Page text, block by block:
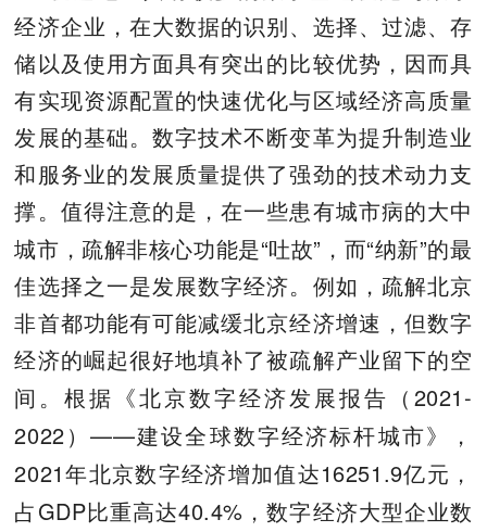
经济企业，在大数据的识别、选择、过滤、存
储以及使用方面具有突出的比较优势，因而具
有实现资源配置的快速优化与区域经济高质量
发展的基础。数字技术不断变革为提升制造业
和服务业的发展质量提供了强劲的技术动力支
撑。值得注意的是，在一些患有城市病的大中
城市，疏解非核心功能是“吐故” ，而“纳新”的最
佳选择之一是发展数字经济。例如，疏解北京
非首都功能有可能减缓北京经济增速，但数字
经济的崛起很好地填补了被疏解产业留下的空
间。根据《北京数字经济发展报告（ 2021-
2022 ）——建设全球数字经济标杆城市》，
2021 年北京数字经济增加值达16251.9亿元，
占 GDP比重高达40.4% ，数字经济大型企业数